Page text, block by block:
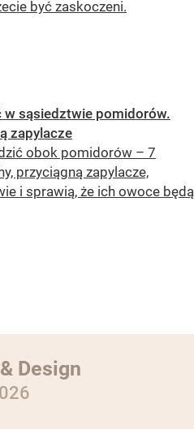
być zaskoczeni.
w sąsiedztwie pomidorów.
zapylacze
obok pomidorów – 7
przyciągną zapylacze,
i sprawią, że ich owoce będą
Design